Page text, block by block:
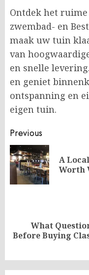
Ontdek het
zwembad- en
maak uw tuin
van
en snelle
en geniet
ontspanning en
eigen tuin.
Post
navigation
Previous
A
Worth
post:
What
Before Buying